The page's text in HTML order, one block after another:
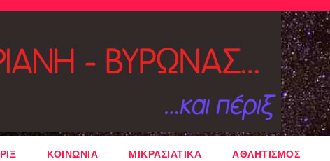
ΚΟΙΝΩΝΙΑ ΜΙΚΡΑΣΙΑΤΙΚΑ ΑΘΛΗΤΙΣΜΟΣ